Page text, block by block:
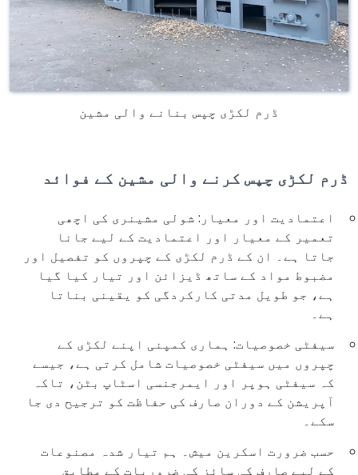
ڈرم لکڑی چپس بنانے والی مشین
ڈرم لکڑی چپس کرنے والی مشین کے فوائد
اعتمادیت اور معیار: شولی مشینری کی اچھی
تعمیر کے معیار اور اعتمادیت کے لیے جانا
جاتا ہے۔ ان کے ڈرم لکڑی کے چپروں کو تفصیل اور
مضبوط مواد کے ساتھ ڈیزائن اور تیار کیا گیا
ہے، جو طویل مدتی کارکردگی کو یقینی بناتا
ہے۔
سیفٹی خصوصیات: ہماری کمپنی اپنے لکڑی کے
چپروں میں سیفٹی خصوصیات شامل کرتی ہے، جیسے
کہ سیفٹی ہوپر اور ایمرجنسی اسٹاپ بٹن، تاکہ
آپریشن کے دوران صارف کی حفاظت کو ترجیح دی جا
سکے۔
حسب ضرورت اسکرین میش۔ ہم تیار شدہ مصنوعات
کے لیے صارف کی سائز کی ضروریات کے مطابق